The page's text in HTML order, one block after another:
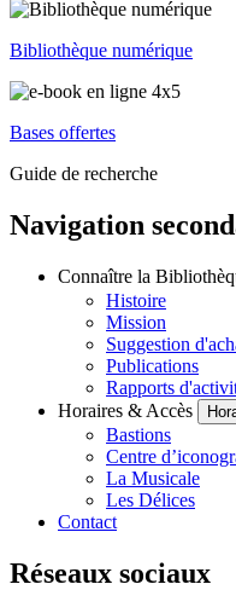
Bibliothèque numérique
Bases offertes
Guide de recherche
Navigation
Connaître la
Histoire
Mission
Suggestion
Publications
Rapports
Horaires & Accès
Bastions
Centre
La Musicale
Les Délices
Contact
Réseaux sociaux